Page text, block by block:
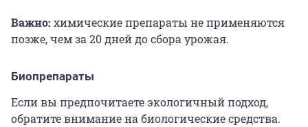
Важно: химические препараты не применяются
позже, чем за 20 дней до сбора урожая.
Биопрепараты
Если вы предпочитаете экологичный подход,
обратите внимание на биологические средства.